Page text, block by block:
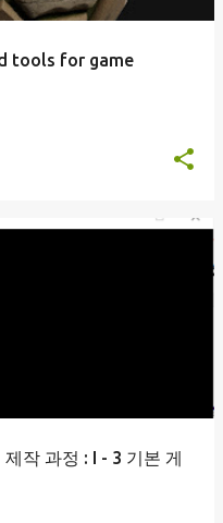
tools for game
작 과정 : I - 3 기본 게